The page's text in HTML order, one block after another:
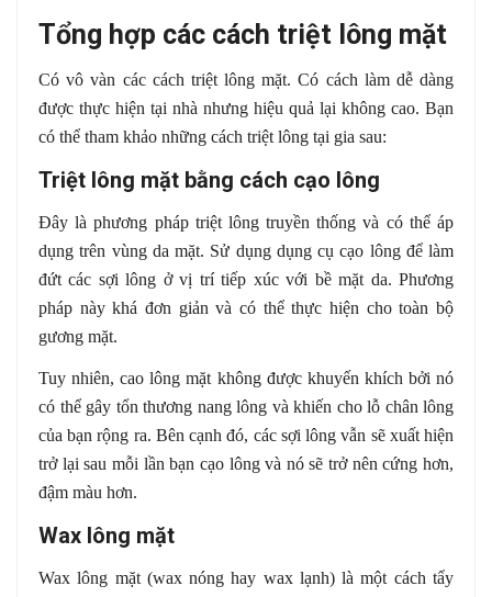
Tổng hợp các cách triệt lông mặt
Có vô vàn các cách triệt lông mặt. Có cách làm dễ dàng
được thực hiện tại nhà nhưng hiệu quả lại không cao. Bạn
có thể tham khảo những cách triệt lông tại gia sau:
Triệt lông mặt bằng cách cạo lông
Đây là phương pháp triệt lông truyền thống và có thể áp
dụng trên vùng da mặt. Sử dụng dụng cụ cạo lông để làm
đứt các sợi lông ở vị trí tiếp xúc với bề mặt da. Phương
pháp này khá đơn giản và có thể thực hiện cho toàn bộ
gương mặt.
Tuy nhiên, cao lông mặt không được khuyến khích bởi nó
có thể gây tổn thương nang lông và khiến cho lỗ chân lông
của bạn rộng ra. Bên cạnh đó, các sợi lông vẫn sẽ xuất hiện
trở lại sau mỗi lần bạn cạo lông và nó sẽ trở nên cứng hơn,
đậm màu hơn.
Wax lông mặt
Wax lông mặt (wax nóng hay wax lạnh) là một cách tẩy